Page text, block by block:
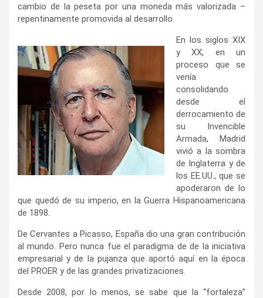
cambio de la peseta por una moneda más valorizada –
repentinamente promovida al desarrollo.
En los siglos XIX
y XX, en un
proceso que se
venía
consolidando
desde el
derrocamiento de
su Invencible
Armada, Madrid
vivió a la sombra
de Inglaterra y de
los EE.UU., que se
apoderaron de lo
que quedó de su imperio, en la Guerra Hispanoamericana
de 1898.
De Cervantes a Picasso, España dio una gran contribución
al mundo. Pero nunca fue el paradigma de de la iniciativa
empresarial y de la pujanza que aportó aquí en la época
del PROER y de las grandes privatizaciones.
Desde 2008, por lo menos, se sabe que la “fortaleza”